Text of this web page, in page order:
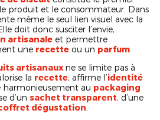
produit et le consommateur. Dans
même le seul lien visuel avec la
doit donc susciter l’envie,
artisanale et permettre
une recette ou un parfum
artisanaux ne se limite pas à
la recette, affirme l’identité
harmonieusement au packaging
d’un sachet transparent, d’une
dégustation